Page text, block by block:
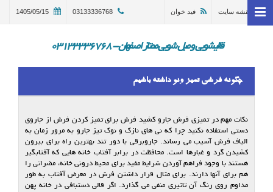
خانه
ترمیم و تعمیر قالی اصفهان
گالری
درباره ما
تماس با ما
03133336768
1405/05/15 نقشه سایت فید خوان
قالیشویی و مبل شویی ممتاز اصفهان - 03133336768
چگونه فرشی تمیز ونو داشته باشیم
نکات مهم در تمیزی فرش جارو کشید فرش برای تمیز کردن فرش از جاروی
دستی استفاده نکنید چرا که نی های نازک و نوک تیز جارو به مرور زمان به
الیاف فرش آسیب می رساند. جاروبرقی با دور تند بهترین راه برای بیرون
کشیدن گرد و غبارها است. محافظت در برابر آفتاب خانه هایی که آفتابگیر
هستند با وجود فراهم آوردن شرایط مفید برای محیط درونی خانه، مضراتی را
هم برای آنها دارند. برای مثال قرار داشتن فرش در معرض آفتاب به طور
مداوم روی رنگ آن تاثیری منفی می گذارد. اگر قالی دستبافی در خانه پهن